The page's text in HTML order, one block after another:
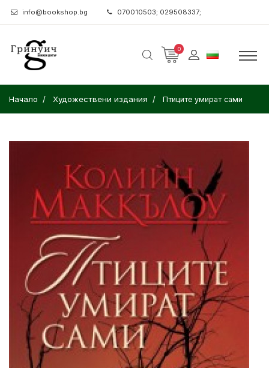
info@bookshop.bg 070010503; 029508337;
0
Начало Художествени издания Птиците умират сами